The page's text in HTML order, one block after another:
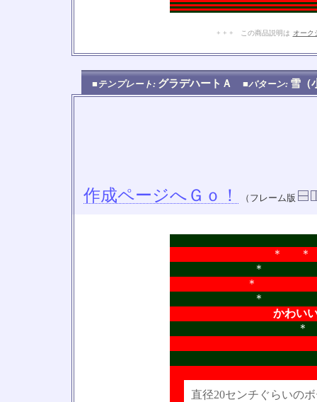
+ + + この商品説明は オーク
■テンプレート: グラデハートＡ ■パターン: 雪
作成ページへＧｏ！ （フレーム版
＊
＊
＊
かわい
直径20センチぐらいの